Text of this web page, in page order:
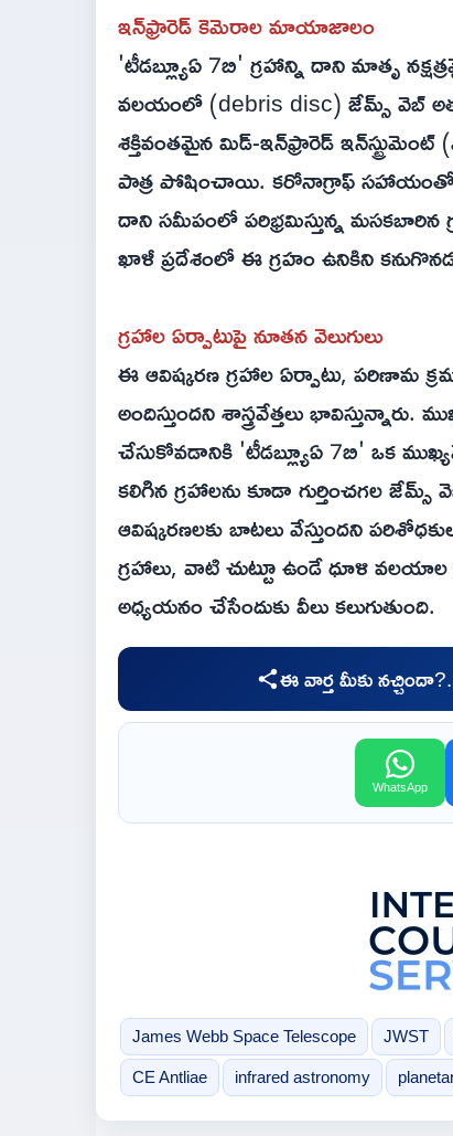
ఇన్‌ఫ్రారెడ్ కెమెరాల మాయాజాలం
'టీడబ్ల్యూఏ 7బి' గ్రహాన్ని దాని మాతృ
వలయంలో (debris disc) జేమ్స్ వెబ్
శక్తివంతమైన మిడ్-ఇన్‌ఫ్రారెడ్
పాత్ర పోషించాయి. కరోనాగ్రాఫ్ సహాయంతో
దాని సమీపంలో పరిభ్రమిస్తున్న
ఖాళీ ప్రదేశంలో ఈ గ్రహం ఉనికిని
గ్రహాల ఏర్పాటుపై నూతన వెలుగులు
ఈ ఆవిష్కరణ గ్రహాల ఏర్పాటు, పరిణామ
అందిస్తుందని శాస్త్రవేత్తలు
చేసుకోవడానికి 'టీడబ్ల్యూఏ 7బి' ఒక
కలిగిన గ్రహాలను కూడా గుర్తించగల
ఆవిష్కరణలకు బాటలు వేస్తుందని
గ్రహాలు, వాటి చుట్టూ ఉండే ధూళి
అధ్యయనం చేసేందుకు వీలు కలుగుతుంది.
ఈ వార్త మీకు
WhatsApp
James Webb Space Telescope JWST
CE Antliae infrared astronomy